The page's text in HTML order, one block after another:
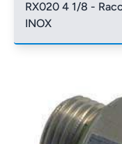
RX020 4 1/8 -
INOX